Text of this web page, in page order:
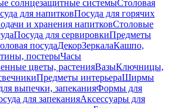
солнцезащитные системыСтоловая
для напитковПосуда для горячих
и хранения напитковСтоловые
Посуда для сервировкиПредметы
посудаДекорЗеркалаКашпо,
постерыЧасы
цветы, растенияВазыКлючницы,
Предметы интерьераШирмы
выпечки, запеканияФормы для
для запеканияАксессуары для